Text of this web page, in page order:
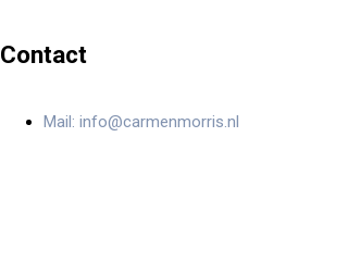
Contact
Mail: info@carmenmorris.nl